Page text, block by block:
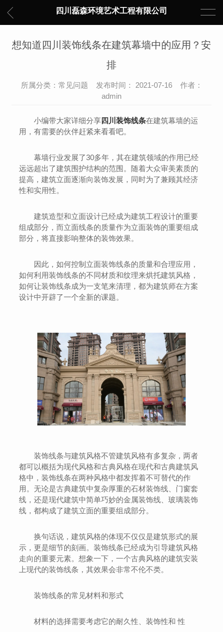
四川磊森环境艺术工程有限公司
想知道四川装饰线条在建筑幕墙中的应用？安
排
所属分类：常见问题 发布时间： 2021-07-16 作者：
admin
小编带大家详细分享四川装饰线条在建筑幕墙的运
用，有需要的伙伴赶紧来看看吧。
幕墙行业发展了30多年，其在建筑领域的作用已经
远远超出了建筑围护结构的范围。随着大众审美素质的
提高，建筑立面逐渐向装饰发展，同时为了兼顾其经济
性和实用性。
建筑造型和立面设计已经成为建筑工程设计的重要
组成部分，而立面线条的质量作为立面装饰的重要组成
部分，将直接影响整体的装饰效果。
因此，如何控制立面装饰线条的质量和合理应用，
如何利用装饰线条的不同材质和纹理来烘托建筑风格，
如何让装饰线条成为一支笔来清理，都为建筑师在方案
设计中开辟了一个全新的课题。
装饰线条与建筑风格不管建筑风格有多复杂，两者
都可以概括为现代风格和古典风格在现代和古典建筑风
格中，装饰线条在两种风格中都发挥着不可替代的作
用。无论是古典建筑中复杂厚重的石材装饰线、门窗套
线，还是现代建筑中简单巧妙的金属装饰线、玻璃装饰
线，都构成了建筑立面的重要组成部分。
换句话说，建筑风格的体现不仅仅是建筑形式的展
示，更是细节的刻画。装饰线条已经成为引导建筑风格
走向的重要元素。想象一下，一个古典风格的建筑安装
上现代的装饰线条，其效果会非常不伦不类。
装饰线条的常见材料和形式
材料的选择需要考虑它的耐久性、装饰性和 性